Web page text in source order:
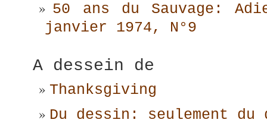
50 ans du Sauvage:
janvier 1974, N°9
A dessein de
Thanksgiving
Du dessin: seulement